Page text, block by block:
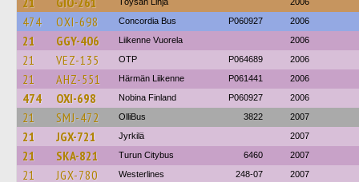
474 OXI-698 Concordia Bus P060927 2006
21 GGY-406 Liikenne Vuorela 2006
21 VEZ-135 OTP P064689 2006
21 AHZ-551 Härmän Liikenne P061441 2006
474 OXI-698 Nobina Finland P060927 2006
21 SMJ-472 OlliBus 3822 2007
21 JGX-721 Jyrkilä 2007
21 SKA-821 Turun Citybus 6460 2007
21 JGX-780 Westerlines 248-07 2007